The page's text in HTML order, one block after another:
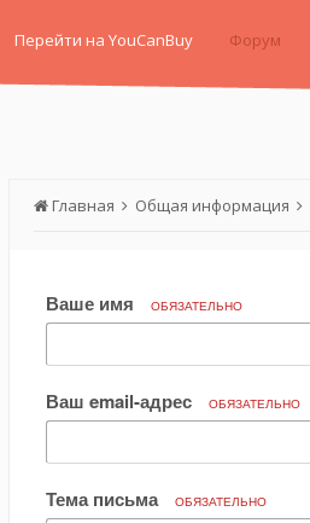
Перейти на YouCanBuy Форум
Главная Общая информация
Ваше имя ОБЯЗАТЕЛЬНО
Ваш email-адрес ОБЯЗАТЕЛЬНО
Тема письма ОБЯЗАТЕЛЬНО